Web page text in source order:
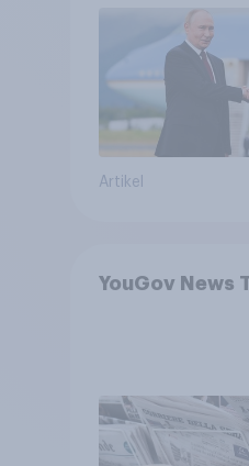
Bedrohungen
bewerten
Artikel
YouGov News